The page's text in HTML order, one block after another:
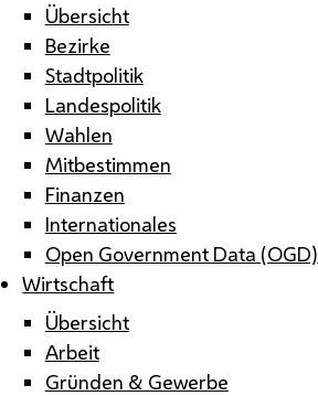
Übersicht
Bezirke
Stadtpolitik
Landespolitik
Wahlen
Mitbestimmen
Finanzen
Internationales
Open Government Data (OGD)
Wirtschaft
Übersicht
Arbeit
Gründen & Gewerbe